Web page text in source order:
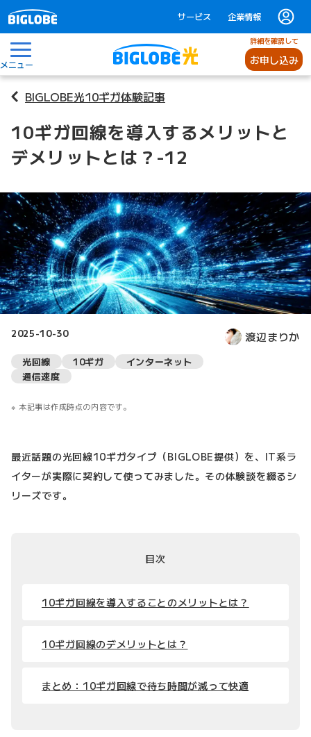
サービス 企業情報
メニュー
詳細を確認して
お申し込み
BIGLOBE光10ギガ体験記事
10ギガ回線を導入するメリットと
デメリットとは？-12
2025-10-30 渡辺まりか
光回線 10ギガ
インターネット
通信速度
本記事は作成時点の内容です。
最近話題の光回線10ギガタイプ（BIGLOBE提供）を、IT系ラ
イターが実際に契約して使ってみました。その体験談を綴るシ
リーズです。
目次
10ギガ回線を導入することのメリットとは？
10ギガ回線のデメリットとは？
まとめ：10ギガ回線で待ち時間が減って快適